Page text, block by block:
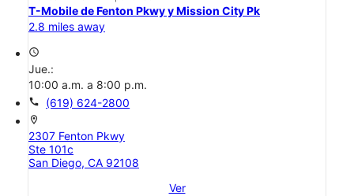
T-Mobile de Fenton Pkwy y Mission City Pk
2.8 miles away
access_time
Jue.:
10:00 a.m. a 8:00 p.m.
call (619) 624-2800
location_on
2307 Fenton Pkwy
Ste 101c
San Diego, CA 92108
Ver